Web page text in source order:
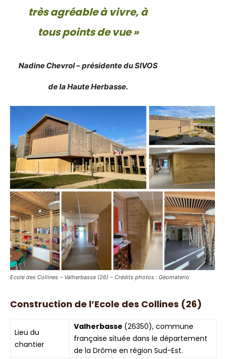
très agréable à vivre, à
tous points de vue »
Nadine Chevrol – présidente du SIVOS
de la Haute Herbasse.
Ecole des Collines – Valherbasse (26) – Crédits photos : Géomaterio
Construction de l’Ecole des Collines (26)
Lieu du
chantier
Valherbasse (26350), commune
française située dans le département
de la Drôme en région Sud-Est.